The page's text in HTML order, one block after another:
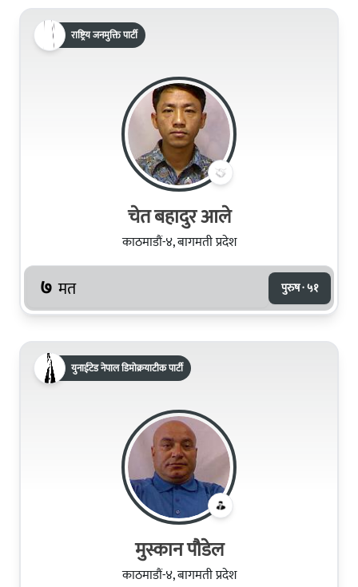
राष्ट्रिय जनमुक्ति पार्टी
चेत बहादुर आले
काठमाडौं-४, बागमती प्रदेश
७ मत पुरुष · ५१
युनाईटेड नेपाल डिमोक्रयाटीक पार्टी
मुस्कान पौडेल
काठमाडौं-४, बागमती प्रदेश